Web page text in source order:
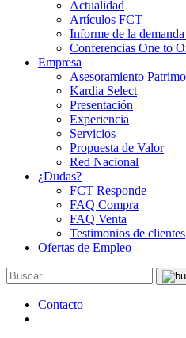
Actualidad
Artículos FCT
Informe de la
Conferencias One to
Empresa
Asesoramiento
Kardia Select
Presentación
Experiencia
Servicios
Propuesta de Valor
Red Nacional
¿Dudas?
FCT Responde
FAQ Compra
FAQ Venta
Testimonios de clientes
Ofertas de Empleo
Contacto